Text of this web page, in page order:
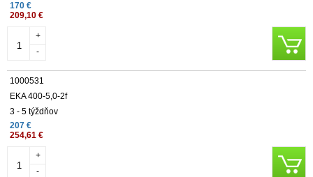
170 €
209,10 €
-
+
1000531
EKA 400-5,0-2f
3 - 5 týždňov
207 €
254,61 €
-
+